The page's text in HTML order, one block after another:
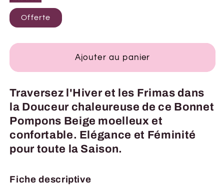
Offerte
Ajouter au panier
Traversez l'Hiver et les Frimas dans
la Douceur chaleureuse de ce Bonnet
Pompons Beige moelleux et
confortable. Elégance et Féminité
pour toute la Saison.
Fiche descriptive